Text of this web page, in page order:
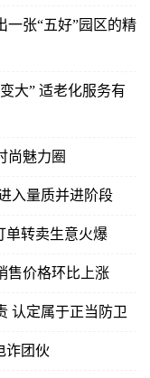
一张“五好”园区的精
大” 适老化服务有
尚魅力圈
入量质并进阶段
单转卖生意火爆
售价格环比上涨
认定属于正当防卫
诈团伙